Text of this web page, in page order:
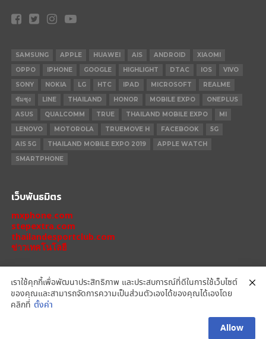
SAMSUNG APPLE HUAWEI AIS ANDROID
XIAOMI
OPPO
IPHONE GOOGLE HIGHLIGHT DTAC IOS
VIVO
SONY
NOKIA LG HTC IPAD MICROSOFT
REALME
ซัมซุง
LINE THAILAND HONOR MOBILE EXPO
ONEPLUS
ASUS
QUALCOMM TRUE THAILAND MOBILE EXPO
MI
LENOVO
MOTOROLA TRUEMOVE H FACEBOOK
5G
AIS 5G
THAILAND MOBILE EXPO 2019
APPLE WATCH
SMARTPHONE
เว็บพันธมิตร
mxphone.com
stepextra.com
thailandesportclub.com
ข่าวเทคโนโลยี
IPHONE 14 PRO
REDMI
เราใช้คุกกี้เพื่อพัฒนาประสิทธิภาพ และประสบการณ์ที่ดีในการใช้เว็บไซต์
ของคุณและสามารถจัดการความเป็นส่วนตัวเองได้ของคุณได้เองโดย
คลิกที่ ตั้งค่า
Allow